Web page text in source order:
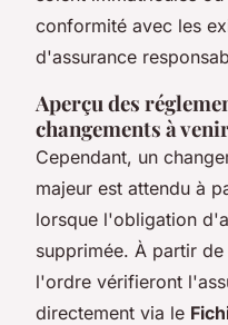
conformité avec les
d'assurance
Aperçu des
changements à
Cependant, un
majeur est attendu à
lorsque l'obligation
supprimée. À partir
l'ordre vérifieront
directement via le